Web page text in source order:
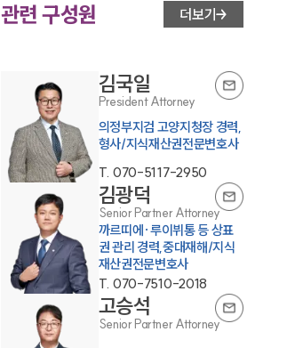
관련 구성원 더보기
김국일
President Attorney
의정부지검 고양지청장 경력,
형사/지식재산권전문변호사
T. 070-5117-2950
김광덕
Senior Partner Attorney
까르띠에·루이뷔통 등 상표
권 관리 경력,중대재해/지식
재산권전문변호사
T. 070-7510-2018
고승석
Senior Partner Attorney